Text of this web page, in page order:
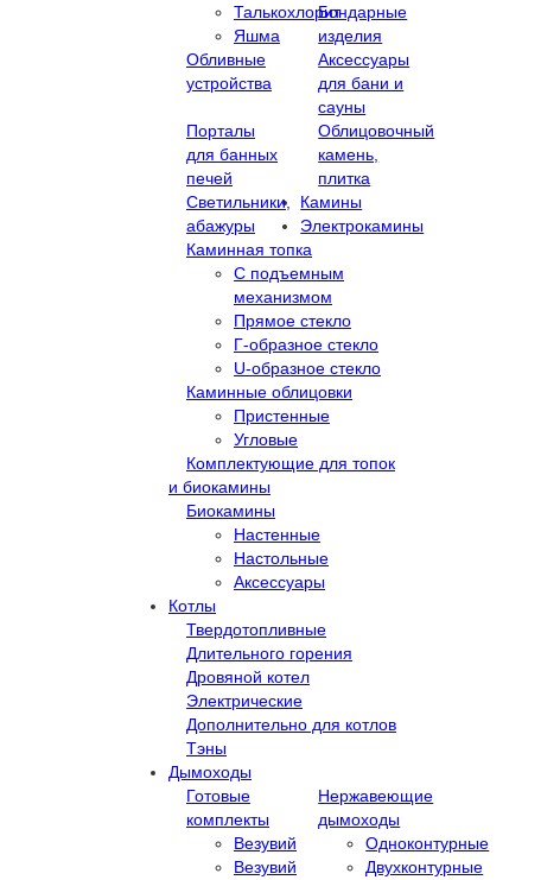
Талькохлорит
Яшма
Бондарные
изделия
Обливные
устройства
Аксессуары
для бани и
сауны
Порталы
для банных
печей
Облицовочный
камень,
плитка
Светильники,
абажуры
Камины
Каминная топка
С подъемным
механизмом
Прямое стекло
Г-образное стекло
U-образное стекло
Каминные облицовки
Пристенные
Угловые
Комплектующие для топок
Электрокамины
и биокамины
Биокамины
Настенные
Настольные
Аксессуары
Котлы
Твердотопливные
Длительного горения
Дровяной котел
Электрические
Дополнительно для котлов
Тэны
Дымоходы
Готовые
комплекты
Везувий
Везувий
Нержавеющие
дымоходы
Одноконтурные
Двухконтурные